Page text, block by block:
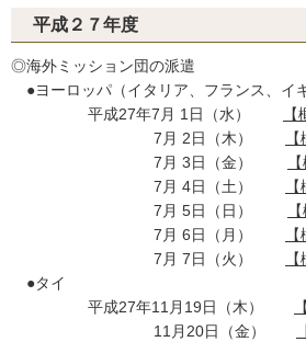
平成２７年度
◎海外ミッション団の派遣
●ヨーロッパ（イタリア、フランス、イ
平成27年7月 1日（水）
【
7月 2日（木）
7月 3日（金）
7月 4日（土）
7月 5日（日）
7月 6日（月）
7月 7日（火）
●タイ
平成27年11月19日（木）
11月20日（金）